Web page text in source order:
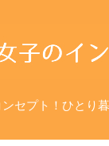
セプト！ひとり